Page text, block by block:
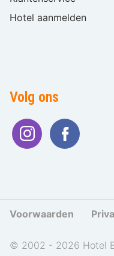
Hotel aanmelden
Volg ons
Voorwaarden
© 2002 - 2026 Hotel